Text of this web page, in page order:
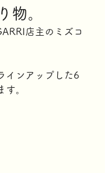
物。
店主のミズコ
インアップした6
す。